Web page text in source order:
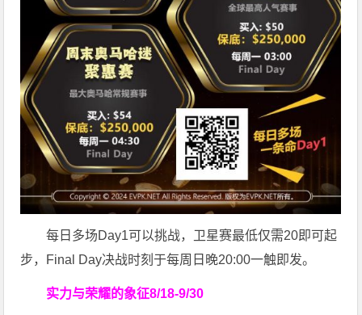
每日多场Day1可以挑战，卫星赛最低仅需20即可起
步，Final Day决战时刻于每周日晚20:00一触即发。
实力与荣耀的象征8/18-9/30